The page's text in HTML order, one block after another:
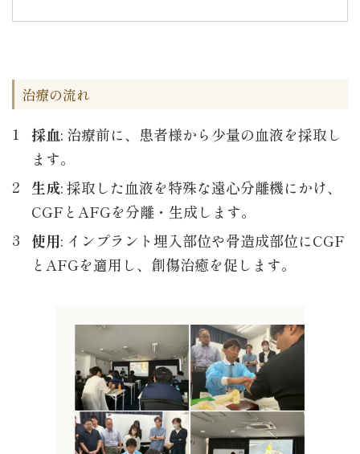
治療の流れ
採血: 治療前に、患者様から少量の血液を採取し
ます。
生成: 採取した血液を特殊な遠心分離機にかけ、
CGFとAFGを分離・生成します。
使用: インプラント埋入部位や骨造成部位にCGF
とAFGを適用し、創傷治癒を促します。